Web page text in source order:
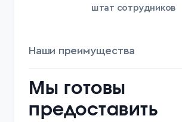
штат сотрудников
Наши преимущества
Мы готовы
предоставить